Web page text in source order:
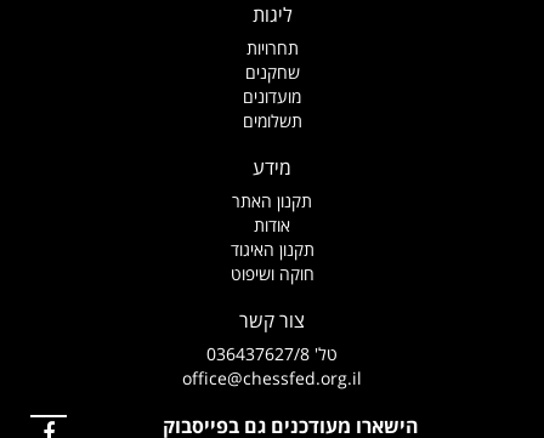
ליגות
תחרויות
שחקנים
מועדונים
תשלומים
מידע
תקנון האתר
אודות
תקנון האיגוד
חוקה ושיפוט
צור קשר
טל' 036437627/8
office@chessfed.org.il
הישארו מעודכנים גם בפייסבוק